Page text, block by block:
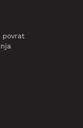
povrat